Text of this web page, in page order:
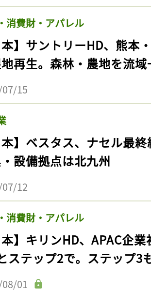
消費財・アパレル
本】サントリーHD、熊本
再生。森林・農地を流
15
本】ベスタス、ナセル最
設備拠点は北九州
12
消費財・アパレル
本】キリンHD、APAC企
ステップ2で。ステップ3
01
事をお気に入りに
ログインが必